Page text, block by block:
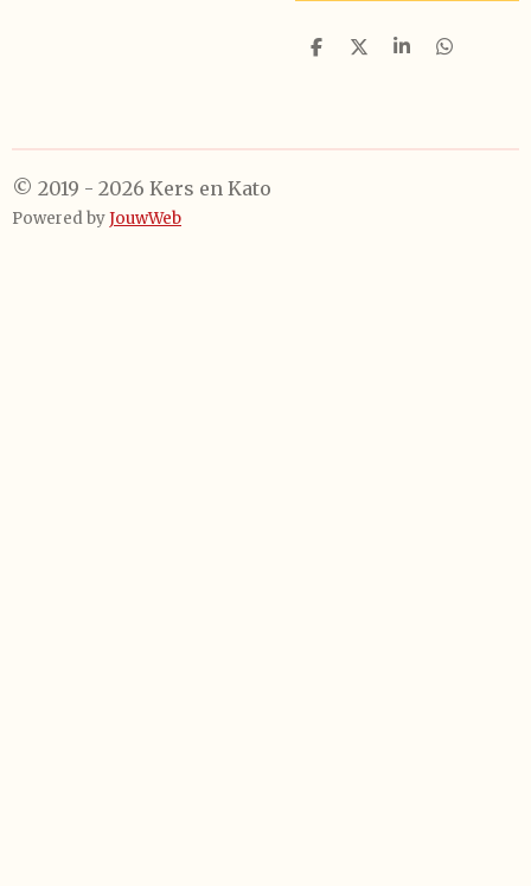
D
D
S
D
© 2019 - 2026 Kers en Kato
Powered byJouwWeb